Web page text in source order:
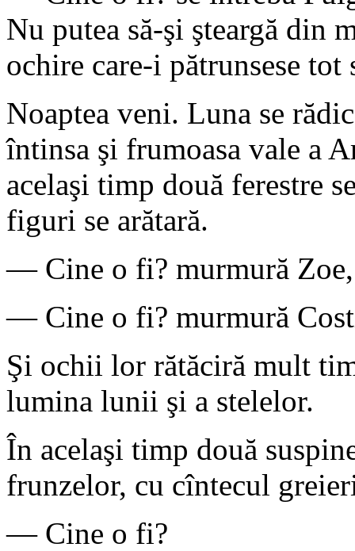
Nu putea să-şi şteargă din
ochire care-i pătrunsese
Noaptea veni. Luna se
întinsa şi frumoasa vale a
acelaşi timp două ferestre
figuri se arătară.
— Cine o fi? murmură
— Cine o fi? murmură
Şi ochii lor rătăciră mult
lumina lunii şi a stelelor.
În acelaşi timp două
frunzelor, cu cîntecul
— Cine o fi?